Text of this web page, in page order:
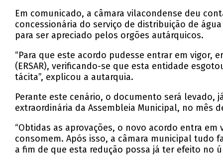
Em comunicado, a câmara vilacondense deu
concessionária do serviço de distribuição de
para ser apreciado pelos orgões autárquicos.
“Para que este acordo pudesse entrar em vigor,
(ERSAR), verificando-se que esta entidade
tácita”, explicou a autarquia.
Perante este cenário, o documento será levado,
extraordinária da Assembleia Municipal, no mês
“Obtidas as aprovações, o novo acordo entra
consomem. Após isso, a câmara municipal tudo
a fim de que esta redução possa já ter efeito no